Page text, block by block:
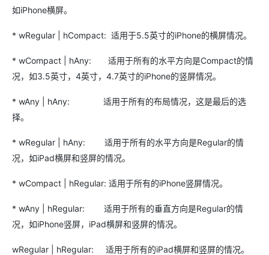
如iPhone横屏。
* wRegular | hCompact: 适用于5.5英寸的iPhone的横屏情况。
* wCompact | hAny: 适用于所有的水平方向是Compact的情
况，如3.5英寸，4英寸，4.7英寸的iPhone的竖屏情况。
* wAny | hAny: 适用于所有的布局情况，这是最后的选
择。
* wRegular | hAny: 适用于所有的水平方向是Regular的情
况，如iPad横屏和竖屏的情况。
* wCompact | hRegular: 适用于所有的iPhone竖屏情况。
* wAny | hRegular: 适用于所有的垂直方向是Regular的情
况，如iPhone竖屏，iPad横屏和竖屏的情况。
wRegular | hRegular: 适用于所有的iPad横屏和竖屏的情况。